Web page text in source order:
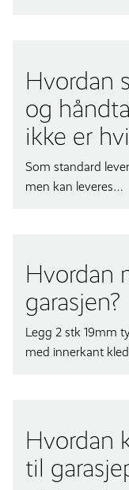
Hvordan
og
ikke er
Som standard
men kan leveres…
Hvordan
garasjen?
Legg 2 stk 19mm
med innerkant
Hvordan
til